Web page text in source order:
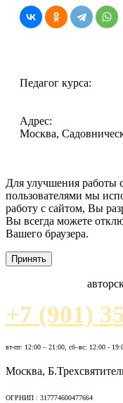
Педагог курса:
Адрес:
Москва,
Для улучшения работы
пользователями мы
работу с сайтом, Вы
Вы всегда можете
Вашего браузера.
Принять
+7 (901)
вт-пт: 12:00 – 21:00, сб–вс: 12:00 -
Москва,
ОГРНИП : 317774600477664